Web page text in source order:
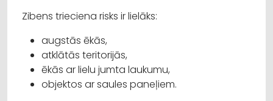
Zibens trieciena risks ir lielāks:
augstās ēkās,
atklātās teritorijās,
ēkās ar lielu jumta laukumu,
objektos ar saules paneļiem.